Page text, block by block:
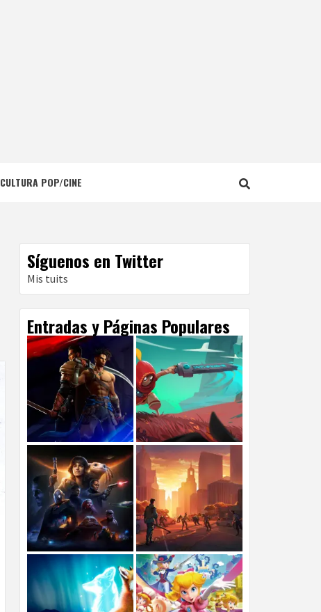
CULTURA POP/CINE
Síguenos en Twitter
Mis tuits
Entradas y Páginas Populares